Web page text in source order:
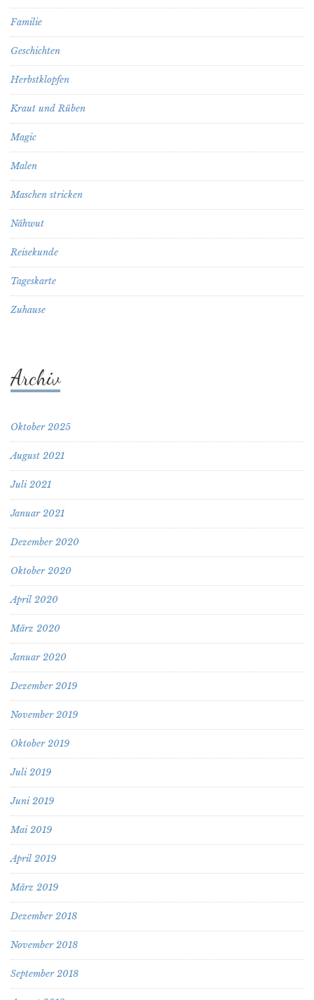
Familie
Geschichten
Herbstklopfen
Kraut und Rüben
Magic
Malen
Maschen stricken
Nähwut
Reisekunde
Tageskarte
Zuhause
Archiv
Oktober 2025
August 2021
Juli 2021
Januar 2021
Dezember 2020
Oktober 2020
April 2020
März 2020
Januar 2020
Dezember 2019
November 2019
Oktober 2019
Juli 2019
Juni 2019
Mai 2019
April 2019
März 2019
Dezember 2018
November 2018
September 2018